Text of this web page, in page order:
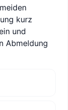
kurz
und
Abmeldung